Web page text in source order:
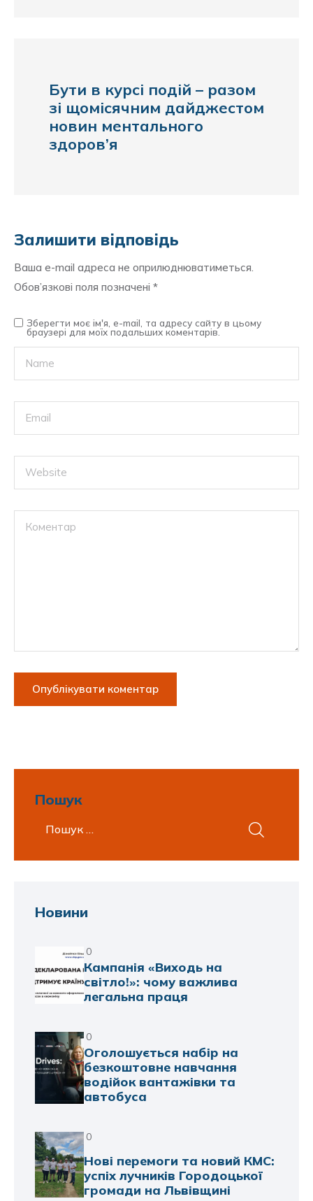
Бути в курсі подій – разом
зі щомісячним дайджестом
новин ментального
здоров’я
Залишити відповідь
Ваша e-mail адреса не оприлюднюватиметься.
Обов’язкові поля позначені *
Зберегти моє ім'я, e-mail, та адресу сайту в цьому
браузері для моїх подальших коментарів.
Пошук
Новини
0
Кампанія «Виходь на
світло!»: чому важлива
легальна праця
0
Оголошується набір на
безкоштовне навчання
водійок вантажівки та
автобуса
0
Нові перемоги та новий КМС:
успіх лучників Городоцької
громади на Львівщині